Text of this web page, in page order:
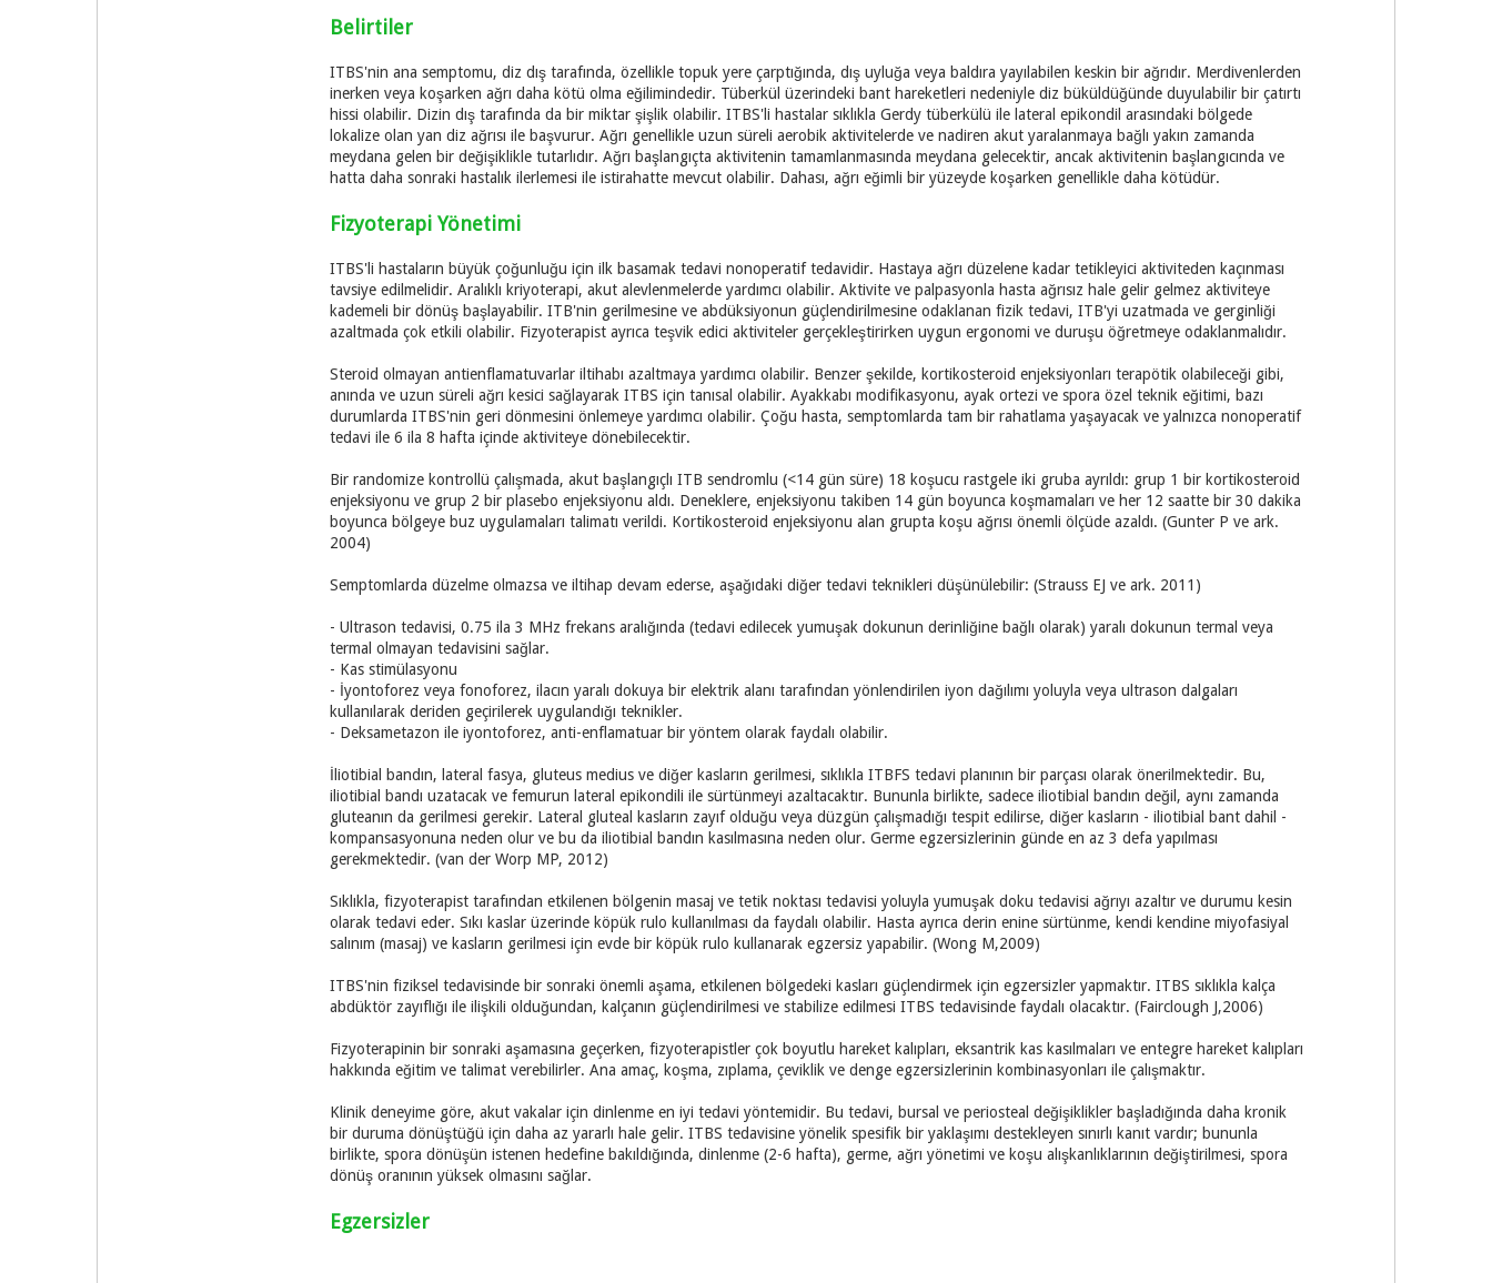
Belirtiler
ITBS'nin ana semptomu, diz dış tarafında, özellikle topuk yere çarptığında, dış uyluğa veya baldıra yayılabilen keskin bir ağrıdır. Merdivenlerden
inerken veya koşarken ağrı daha kötü olma eğilimindedir. Tüberkül üzerindeki bant hareketleri nedeniyle diz büküldüğünde duyulabilir bir çatırtı
hissi olabilir. Dizin dış tarafında da bir miktar şişlik olabilir. ITBS'li hastalar sıklıkla Gerdy tüberkülü ile lateral epikondil arasındaki bölgede
lokalize olan yan diz ağrısı ile başvurur. Ağrı genellikle uzun süreli aerobik aktivitelerde ve nadiren akut yaralanmaya bağlı yakın zamanda
meydana gelen bir değişiklikle tutarlıdır. Ağrı başlangıçta aktivitenin tamamlanmasında meydana gelecektir, ancak aktivitenin başlangıcında ve
hatta daha sonraki hastalık ilerlemesi ile istirahatte mevcut olabilir. Dahası, ağrı eğimli bir yüzeyde koşarken genellikle daha kötüdür.
Fizyoterapi Yönetimi
ITBS'li hastaların büyük çoğunluğu için ilk basamak tedavi nonoperatif tedavidir. Hastaya ağrı düzelene kadar tetikleyici aktiviteden kaçınması
tavsiye edilmelidir. Aralıklı kriyoterapi, akut alevlenmelerde yardımcı olabilir. Aktivite ve palpasyonla hasta ağrısız hale gelir gelmez aktiviteye
kademeli bir dönüş başlayabilir. ITB'nin gerilmesine ve abdüksiyonun güçlendirilmesine odaklanan fizik tedavi, ITB'yi uzatmada ve gerginliği
azaltmada çok etkili olabilir. Fizyoterapist ayrıca teşvik edici aktiviteler gerçekleştirirken uygun ergonomi ve duruşu öğretmeye odaklanmalıdır.
Steroid olmayan antienflamatuvarlar iltihabı azaltmaya yardımcı olabilir. Benzer şekilde, kortikosteroid enjeksiyonları terapötik olabileceği gibi,
anında ve uzun süreli ağrı kesici sağlayarak ITBS için tanısal olabilir. Ayakkabı modifikasyonu, ayak ortezi ve spora özel teknik eğitimi, bazı
durumlarda ITBS'nin geri dönmesini önlemeye yardımcı olabilir. Çoğu hasta, semptomlarda tam bir rahatlama yaşayacak ve yalnızca nonoperatif
tedavi ile 6 ila 8 hafta içinde aktiviteye dönebilecektir.
Bir randomize kontrollü çalışmada, akut başlangıçlı ITB sendromlu (<14 gün süre) 18 koşucu rastgele iki gruba ayrıldı: grup 1 bir kortikosteroid
enjeksiyonu ve grup 2 bir plasebo enjeksiyonu aldı. Deneklere, enjeksiyonu takiben 14 gün boyunca koşmamaları ve her 12 saatte bir 30 dakika
boyunca bölgeye buz uygulamaları talimatı verildi. Kortikosteroid enjeksiyonu alan grupta koşu ağrısı önemli ölçüde azaldı. (Gunter P ve ark.
2004)
Semptomlarda düzelme olmazsa ve iltihap devam ederse, aşağıdaki diğer tedavi teknikleri düşünülebilir: (Strauss EJ ve ark. 2011)
- Ultrason tedavisi, 0.75 ila 3 MHz frekans aralığında (tedavi edilecek yumuşak dokunun derinliğine bağlı olarak) yaralı dokunun termal veya
termal olmayan tedavisini sağlar.
- Kas stimülasyonu
- İyontoforez veya fonoforez, ilacın yaralı dokuya bir elektrik alanı tarafından yönlendirilen iyon dağılımı yoluyla veya ultrason dalgaları
kullanılarak deriden geçirilerek uygulandığı teknikler.
- Deksametazon ile iyontoforez, anti-enflamatuar bir yöntem olarak faydalı olabilir.
İliotibial bandın, lateral fasya, gluteus medius ve diğer kasların gerilmesi, sıklıkla ITBFS tedavi planının bir parçası olarak önerilmektedir. Bu,
iliotibial bandı uzatacak ve femurun lateral epikondili ile sürtünmeyi azaltacaktır. Bununla birlikte, sadece iliotibial bandın değil, aynı zamanda
gluteanın da gerilmesi gerekir. Lateral gluteal kasların zayıf olduğu veya düzgün çalışmadığı tespit edilirse, diğer kasların - iliotibial bant dahil -
kompansasyonuna neden olur ve bu da iliotibial bandın kasılmasına neden olur. Germe egzersizlerinin günde en az 3 defa yapılması
gerekmektedir. (van der Worp MP, 2012)
Sıklıkla, fizyoterapist tarafından etkilenen bölgenin masaj ve tetik noktası tedavisi yoluyla yumuşak doku tedavisi ağrıyı azaltır ve durumu kesin
olarak tedavi eder. Sıkı kaslar üzerinde köpük rulo kullanılması da faydalı olabilir. Hasta ayrıca derin enine sürtünme, kendi kendine miyofasiyal
salınım (masaj) ve kasların gerilmesi için evde bir köpük rulo kullanarak egzersiz yapabilir. (Wong M,2009)
ITBS'nin fiziksel tedavisinde bir sonraki önemli aşama, etkilenen bölgedeki kasları güçlendirmek için egzersizler yapmaktır. ITBS sıklıkla kalça
abdüktör zayıflığı ile ilişkili olduğundan, kalçanın güçlendirilmesi ve stabilize edilmesi ITBS tedavisinde faydalı olacaktır. (Fairclough J,2006)
Fizyoterapinin bir sonraki aşamasına geçerken, fizyoterapistler çok boyutlu hareket kalıpları, eksantrik kas kasılmaları ve entegre hareket kalıpları
hakkında eğitim ve talimat verebilirler. Ana amaç, koşma, zıplama, çeviklik ve denge egzersizlerinin kombinasyonları ile çalışmaktır.
Klinik deneyime göre, akut vakalar için dinlenme en iyi tedavi yöntemidir. Bu tedavi, bursal ve periosteal değişiklikler başladığında daha kronik
bir duruma dönüştüğü için daha az yararlı hale gelir. ITBS tedavisine yönelik spesifik bir yaklaşımı destekleyen sınırlı kanıt vardır; bununla
birlikte, spora dönüşün istenen hedefine bakıldığında, dinlenme (2-6 hafta), germe, ağrı yönetimi ve koşu alışkanlıklarının değiştirilmesi, spora
dönüş oranının yüksek olmasını sağlar.
Egzersizler